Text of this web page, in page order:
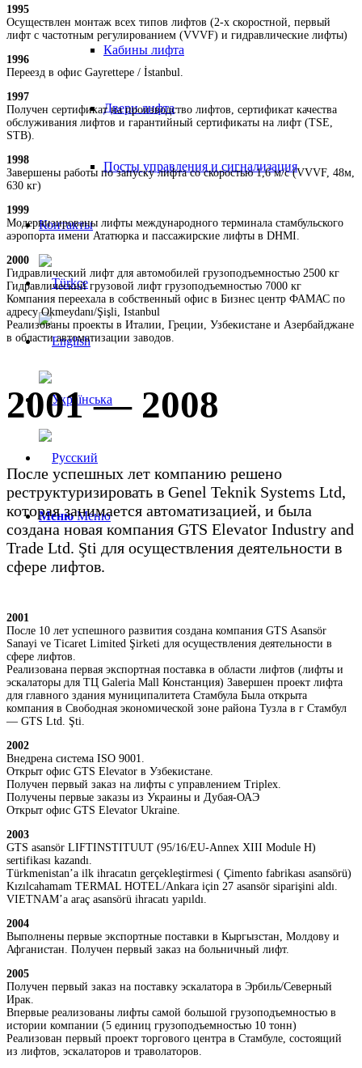
Кабины лифта
Двери лифта
Посты управления и сигнализация
Контакты
Меню Меню
1995
Осуществлен монтаж всех типов лифтов (2-х скоростной, первый
лифт с частотным регулированием (VVVF) и гидравлические лифты)
1996
Переезд в офис Gayrettepe / İstanbul.
1997
Получен сертификат на производство лифтов, сертификат качества
обслуживания лифтов и гарантийный сертификаты на лифт (TSE,
STB).
1998
Завершены работы по запуску лифта со скоростью 1,6 м/с (VVVF, 48м,
630 кг)
1999
Модернизированы лифты международного терминала стамбульского
аэропорта имени Ататюрка и пассажирские лифты в DHMI.
2000
Гидравлический лифт для автомобилей грузоподъемностью 2500 кг
Гидравлический грузовой лифт грузоподъемностью 7000 кг
Компания переехала в собственный офис в Бизнес центр ФАМАС по
адресу Okmeydanı/Şişli, Istanbul
Реализованы проекты в Италии, Греции, Узбекистане и Азербайджане
в области автоматизации заводов.
2001 — 2008
После успешных лет компанию решено
реструктуризировать в Genel Teknik Systems Ltd,
которая занимается автоматизацией, и была
создана новая компания GTS Elevator Industry and
Trade Ltd. Şti для осуществления деятельности в
сфере лифтов.
2001
После 10 лет успешного развития создана компания GTS Asansör
Sanayi ve Ticaret Limited Şirketi для осуществления деятельности в
сфере лифтов.
Реализована первая экспортная поставка в области лифтов (лифты и
эскалаторы для ТЦ Galeria Mall Констанция) Завершен проект лифта
для главного здания муниципалитета Стамбула Была открыта
компания в Свободная экономической зоне района Тузла в г Стамбул
— GTS Ltd. Şti.
2002
Внедрена система ISO 9001.
Открыт офис GTS Elevator в Узбекистане.
Получен первый заказ на лифты с управлением Triplex.
Получены первые заказы из Украины и Дубая-ОАЭ
Открыт офис GTS Elevator Ukraine.
2003
GTS asansör LIFTINSTITUUT (95/16/EU-Annex XIII Module H)
sertifikası kazandı.
Türkmenistan’a ilk ihracatın gerçekleştirmesi ( Çimento fabrikası asansörü)
Kızılcahamam TERMAL HOTEL/Ankara için 27 asansör siparişini aldı.
VIETNAM’a araç asansörü ihracatı yapıldı.
2004
Выполнены первые экспортные поставки в Кыргызстан, Молдову и
Афганистан. Получен первый заказ на больничный лифт.
2005
Получен первый заказ на поставку эскалатора в Эрбиль/Северный
Ирак.
Впервые реализованы лифты самой большой грузоподъемностью в
истории компании (5 единиц грузоподъемностью 10 тонн)
Реализован первый проект торгового центра в Стамбуле, состоящий
из лифтов, эскалаторов и траволаторов.